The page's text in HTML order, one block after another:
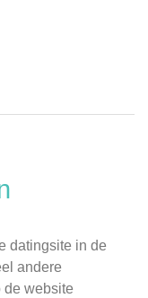
datingsite in de
andere
de website